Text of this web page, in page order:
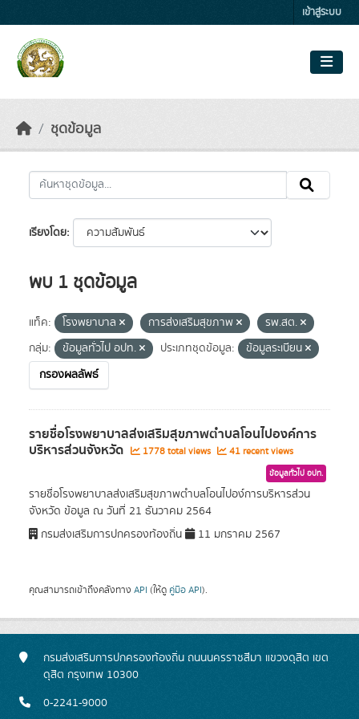
เข้าสู่ระบบ
ชุดข้อมูล
เรียงโดย
พบ 1 ชุดข้อมูล
แท็ค: โรงพยาบาล การส่งเสริมสุขภาพ
รพ.สต.
กลุ่ม:
ข้อมูลทั่วไป อปท. ประเภทชุดข้อมูล:
ข้อมูลระเบียน
กรองผลลัพธ์
รายชื่อโรงพยาบาลส่งเสริมสุขภาพตำบลโอนไปองค์การ
บริหารส่วนจังหวัด 1778 total views 41 recent views
ข้อมูลทั่วไป อปท.
รายชื่อโรงพยาบาลส่งเสริมสุขภาพตำบลโอนไปอง์การบริหารส่วน
จังหวัด ข้อมูล ณ วันที่ 21 ธันวาคม 2564
กรมส่งเสริมการปกครองท้องถิ่น
11 มกราคม 2567
คุณสามารถเข้าถึงคลังทาง API (ให้ดู คู่มือ API).
กรมส่งเสริมการปกครองท้องถิ่น ถนนนครราชสีมา แขวงดุสิต เขต
ดุสิต กรุงเทพ 10300
0-2241-9000